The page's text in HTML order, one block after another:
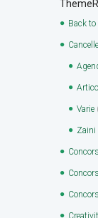
Back to
Varie
Zaini